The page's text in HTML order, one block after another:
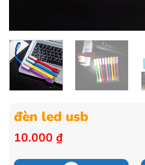
đèn led usb
10.000 ₫